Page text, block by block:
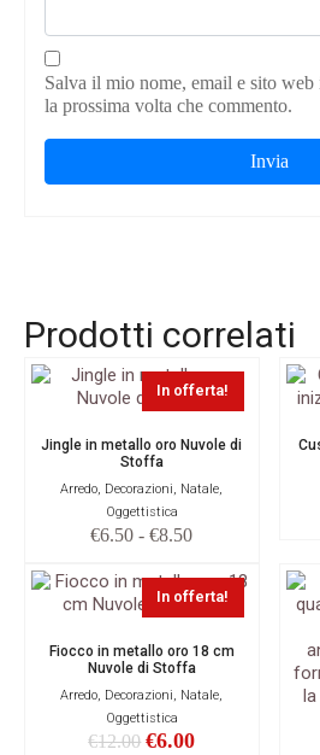
Salva il mio nome, email e sito
la prossima volta che commento.
Prodotti correlati
In offerta!
Jingle in metallo oro Nuvole di
Stoffa
Arredo, Decorazioni, Natale,
Oggettistica
€6.50 - €8.50
In offerta!
Fiocco in metallo oro 18 cm
Nuvole di Stoffa
Arredo, Decorazioni, Natale,
Oggettistica
€12.00 €6.00